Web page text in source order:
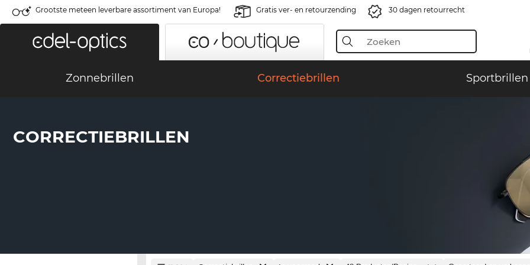
Grootste meteen leverbare assortiment van Europa! Gratis ver- en retourzending 30 dagen retourrecht
Zonnebrillen Correctiebrillen Sportbrillen
CORRECTIEBRILLEN